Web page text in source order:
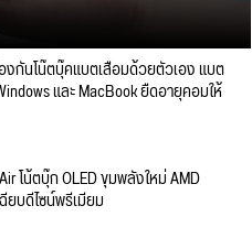
กันโน๊ตบุ๊คแบตเสื่อมด้วยตัวเอง แบต
และ MacBook ยืดอายุคอมให้
โน้ตบุ๊ก OLED ขุมพลังใหม่ AMD
ยบดีไซน์พรีเมียม